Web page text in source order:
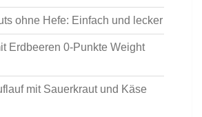
ohne Hefe: Einfach und lecker
Erdbeeren 0-Punkte Weight
mit Sauerkraut und Käse